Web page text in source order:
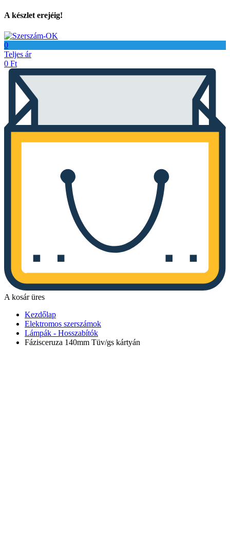
A készlet erejéig!
0
Teljes ár
0 Ft
A kosár üres
Kezdőlap
Elektromos szerszámok
Lámpák - Hosszabítók
Fázisceruza 140mm Tüv/gs kártyán